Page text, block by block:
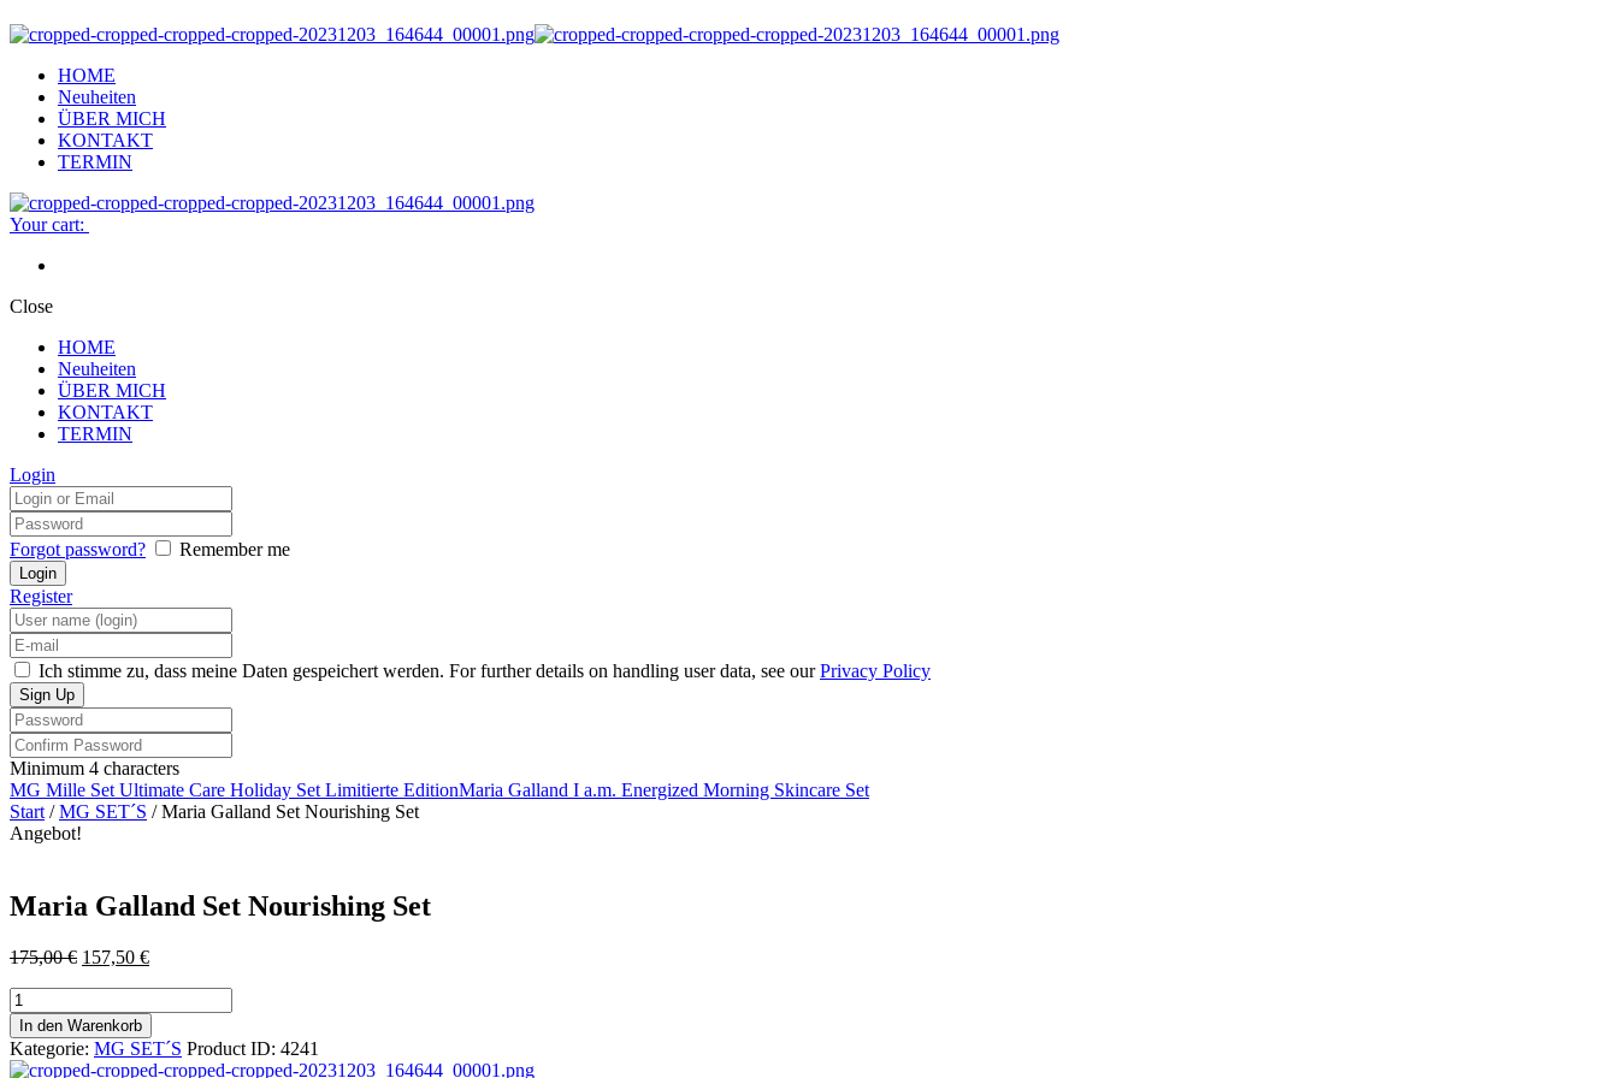
HOME
Neuheiten
ÜBER MICH
KONTAKT
TERMIN
Your cart:
Close
HOME
Neuheiten
ÜBER MICH
KONTAKT
TERMIN
Login
Forgot password? Remember me
Register
Ich stimme zu, dass meine Daten gespeichert werden. For further details on handling user data, see ourPrivacy Policy
Minimum 4 characters
MG Mille Set Ultimate Care Holiday Set Limitierte EditionMaria Galland I a.m. Energized Morning Skincare Set
Start /MG SET´S / Maria Galland Set Nourishing Set
Angebot!
Maria Galland Set Nourishing Set
175,00€ Ursprünglicher
175,00 €
157,50 €Aktueller
157,50 €.
Maria
Galland
Set
Nourishing
In den Warenkorb
Kategorie: MG SET´S Product ID: 4241